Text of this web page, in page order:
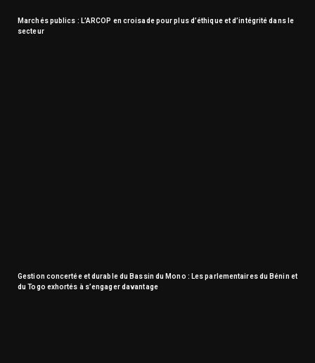
Marchés publics : L’ARCOP en croisade pour plus d’éthique et d’intégrité dans le
secteur
Gestion concertée et durable du Bassin du Mono : Les parlementaires du Bénin et
du Togo exhortés à s’engager davantage